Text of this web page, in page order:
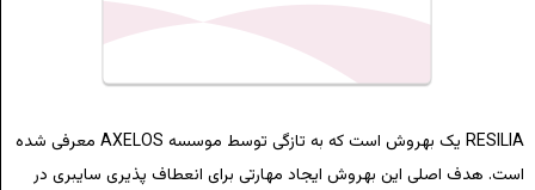
RESILIA یک بهروش است که به تازگی توسط موسسه AXELOS معرفی شده
است. هدف اصلی این بهروش ایجاد مهارتی برای انعطاف پذیری سایبری در